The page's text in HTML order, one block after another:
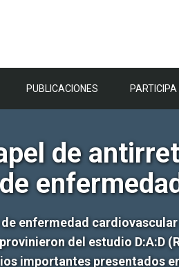
PUBLICACIONES PARTICIPA
de
enfermedad
del estudio D:A:D
importantes presentados